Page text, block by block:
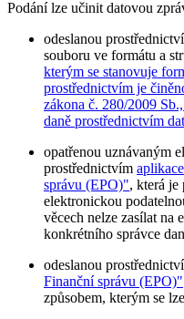
Podání lze učinit datovou
odeslanou
souboru ve formátu a
kterým se stanovuje
prostřednictvím je
zákona č. 280/2009
daně prostřednictvím
opatřenou uznávaným
prostřednictvím
správu (EPO)", která je
elektronickou
věcech nelze zasílat na
konkrétního správce
odeslanou
Finanční správu (EPO)"
způsobem, kterým se